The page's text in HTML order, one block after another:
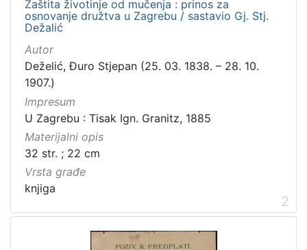
Zaštita životinje od mučenja : prinos za
osnovanje družtva u Zagrebu / sastavio Gj. Stj.
Dežalić
Autor
Deželić, Đuro Stjepan (25. 03. 1838. – 28. 10.
1907.)
Impresum
U Zagrebu : Tisak Ign. Granitz, 1885
Materijalni opis
32 str. ; 22 cm
Vrsta građe
knjiga
2